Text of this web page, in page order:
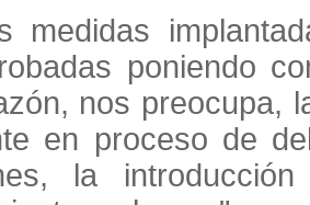
medidas
poniendo
nos preocupa,
en proceso de
la